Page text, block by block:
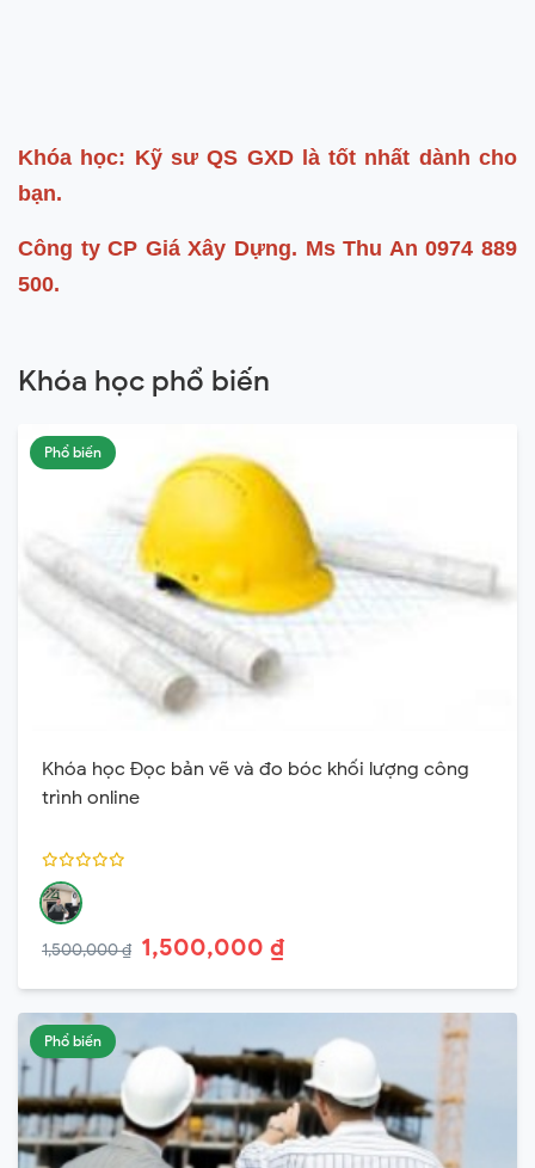
Khóa học: Kỹ sư QS GXD là tốt nhất dành cho
bạn.
Công ty CP Giá Xây Dựng. Ms Thu An 0974 889
500.
Khóa học phổ biến
Phổ biến
Khóa học Đọc bản vẽ và đo bóc khối lượng công
trình online
1,500,000 ₫ 1,500,000 ₫
Phổ biến